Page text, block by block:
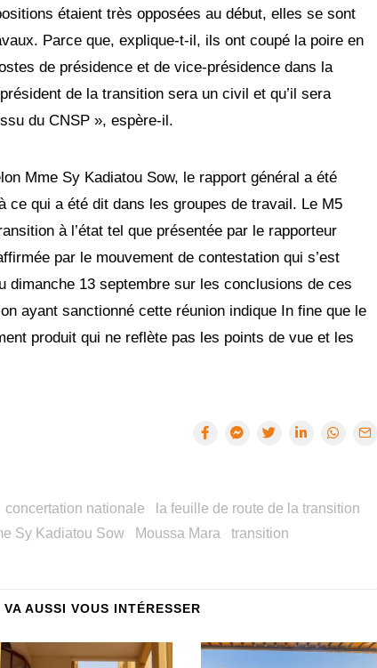
étaient très opposées au début, elles se sont
Parce que, explique-t-il, ils ont coupé la poire en
de présidence et de vice-présidence dans la
de la transition sera un civil et qu’il sera
du CNSP », espère-il.
Mme Sy Kadiatou Sow, le rapport général a été
ce qui a été dit dans les groupes de travail. Le M5
à l’état tel que présentée par le rapporteur
par le mouvement de contestation qui s’est
dimanche 13 septembre sur les conclusions de ces
ayant sanctionné cette réunion indique In fine que le
produit qui ne reflète pas les points de vue et les
concertation nationale
la feuille de route de la transition
Sy Kadiatou Sow Moussa Mara transition
VA AUSSI VOUS INTÉRESSER